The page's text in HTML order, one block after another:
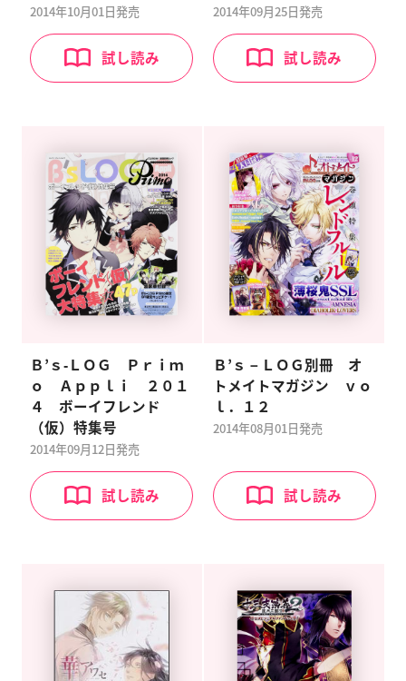
2014年10月01日発売
試し読み
2014年09月25日発売
試し読み
Ｂ’ｓ‐ＬＯＧ Ｐｒｉｍ
ｏ Ａｐｐｌｉ ２０１
４ ボーイフレンド
（仮）特集号
2014年09月12日発売
試し読み
Ｂ’ｓ－ＬＯＧ別冊 オ
トメイトマガジン ｖｏ
ｌ．１２
2014年08月01日発売
試し読み